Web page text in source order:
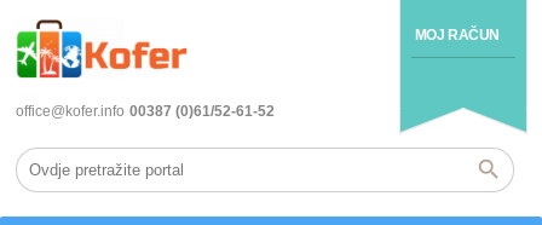
MOJ RAČUN
office@kofer.info 00387 (0)61/52-61-52